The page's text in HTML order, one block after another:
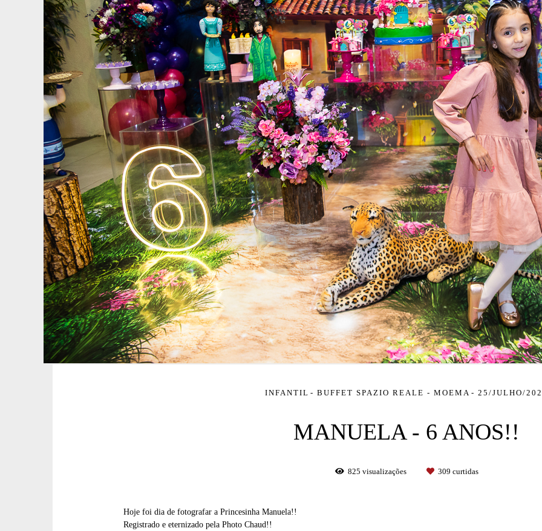
INFANTIL BUFFET SPAZIO REALE - MOEMA 25/JULHO/
MANUELA - 6 ANOS!!
825 visualizações 309 curtidas
Hoje foi dia de fotografar a Princesinha Manuela!!
Registrado e eternizado pela Photo Chaud!!